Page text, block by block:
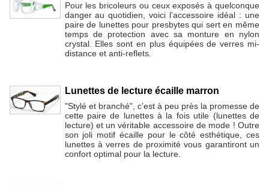
Pour les bricoleurs ou ceux exposés à quelconque
danger au quotidien, voici l’accessoire idéal : une
paire de lunettes pour presbytes qui sert en même
temps de protection avec sa monture en nylon
crystal. Elles sont en plus équipées de verres mi-
distance et anti-reflets.
Lunettes de lecture écaille marron
"Stylé et branché", c’est à peu près la promesse de
cette paire de lunettes à la fois utile (lunettes de
lecture) et un véritable accessoire de mode ! Outre
son joli motif écaille pour le côté esthétique, ces
lunettes à verres de proximité vous garantiront un
confort optimal pour la lecture.